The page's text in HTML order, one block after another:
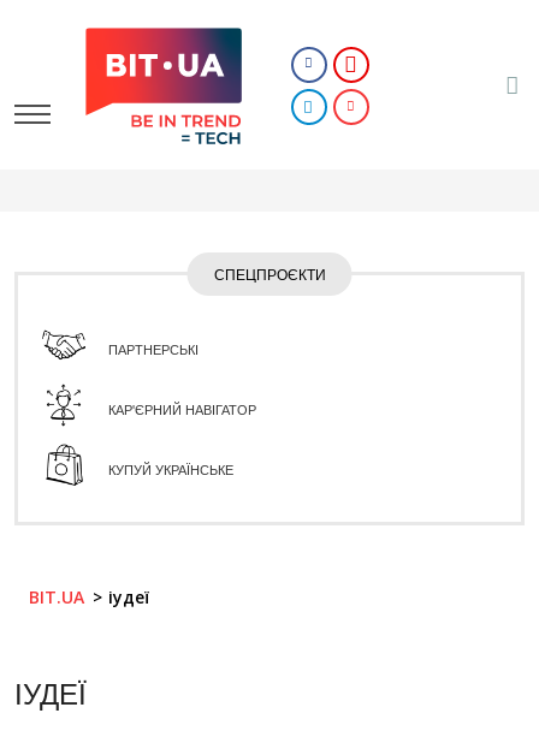
СПЕЦПРОЄКТИ
ПАРТНЕРСЬКІ
КАР'ЄРНИЙ НАВІГАТОР
КУПУЙ УКРАЇНСЬКЕ
BIT.UA іудеї
ІУДЕЇ